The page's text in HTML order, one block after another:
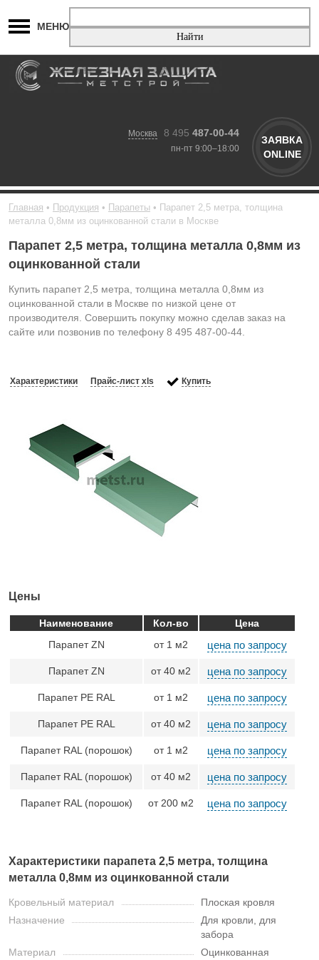
МЕНЮ
Москва 8 495 487-00-44
пн-пт 9:00–18:00
ЗАЯВКА
ONLINE
Главная Продукция Парапеты
Парапет 2,5 метра, толщина
металла 0,8мм из оцинкованной стали в Москве
Парапет 2,5 метра, толщина металла 0,8мм из
оцинкованной стали
Купить парапет 2,5 метра, толщина металла 0,8мм из
оцинкованной стали в Москве по низкой цене от
производителя. Совершить покупку можно сделав заказ на
сайте или позвонив по телефону 8 495 487-00-44.
Характеристики Прайс-лист xls Купить
Цены
Наименование Кол-во
Цена
Парапет ZN
от 1 м2 цена по запросу
Парапет ZN от 40 м2 цена по запросу
Парапет PE RAL от 1 м2 цена по запросу
Парапет PE RAL от 40 м2 цена по запросу
Парапет RAL (порошок) от 1 м2 цена по запросу
Парапет RAL (порошок) от 40 м2 цена по запросу
Парапет RAL (порошок) от 200 м2 цена по запросу
Характеристики парапета 2,5 метра, толщина
металла 0,8мм из оцинкованной стали
Кровельный материал
Плоская кровля
Назначение
Для кровли, для
забора
Материал
Оцинкованная